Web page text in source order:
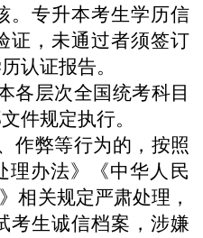
。专升本考生学历信
证，未通过者须签订
认证报告。
各层次全国统考科目
件规定执行。
作弊等行为的 ， 按照
理办法》《中华人民
》相关规定严肃处理，
考生诚信档案，涉嫌